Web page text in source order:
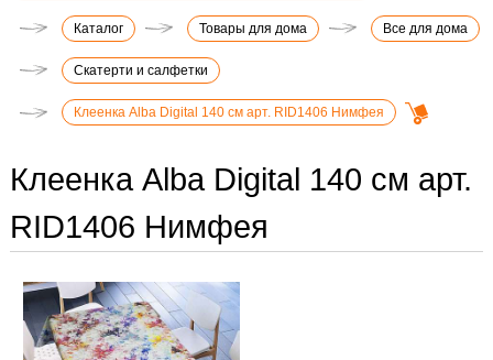
Каталог Товары для дома Все для дома
Скатерти и салфетки
Клеенка Alba Digital 140 см арт. RID1406 Нимфея
Клеенка Alba Digital 140 см арт.
RID1406 Нимфея